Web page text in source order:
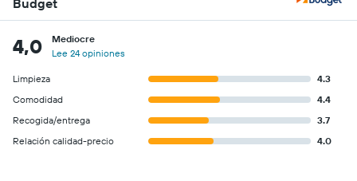
eje
Y
que
indica
precio
más
barato
un
4,0
Mediocre
Lee 24 opiniones
Limpieza
4.3
Comodidad
4.4
Recogida/entrega
3.7
Relación calidad-precio
4.0